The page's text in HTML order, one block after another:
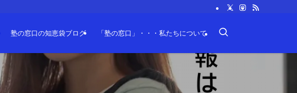
塾の窓口の知恵袋ブログ 「塾の窓口」・・・私たちについて